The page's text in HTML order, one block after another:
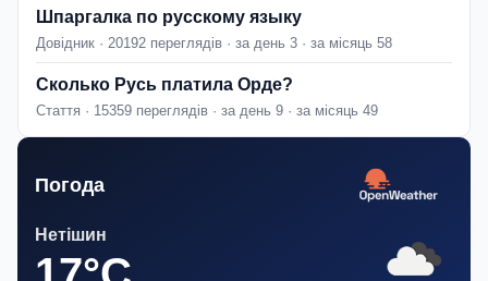
Шпаргалка по русскому языку
Довідник · 20192 переглядів · за день 3 · за місяць 58
Сколько Русь платила Орде?
Стаття · 15359 переглядів · за день 9 · за місяць 49
Погода
Нетішин